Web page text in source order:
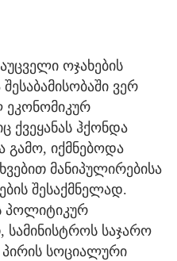
ოჯახების
ვერ
ქვეყანას ჰქონდა
გამო, იქმნებოდა
მანიპულირებისა
შესაქმნელად.
პოლიტიკურ
სამინისტროს საჯარო
სოციალური